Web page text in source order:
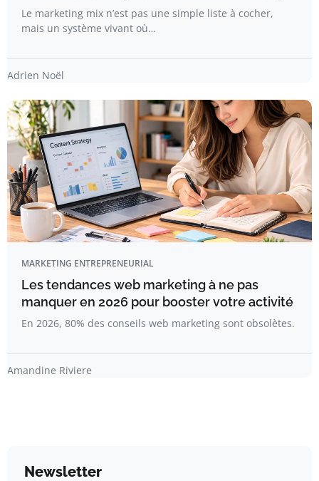
Le marketing mix n’est pas une simple liste à cocher,
mais un système vivant où…
Adrien Noël
MARKETING ENTREPRENEURIAL
Les tendances web marketing à ne pas
manquer en 2026 pour booster votre activité
En 2026, 80% des conseils web marketing sont obsolètes.
Amandine Riviere
Newsletter